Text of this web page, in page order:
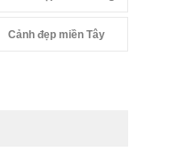
Cảnh đẹp miền Tây